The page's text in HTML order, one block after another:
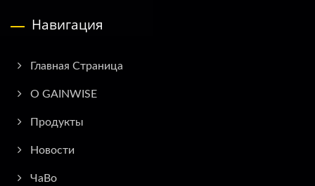
Навигация
Главная Страница
О GAINWISE
Продукты
Новости
ЧаВо